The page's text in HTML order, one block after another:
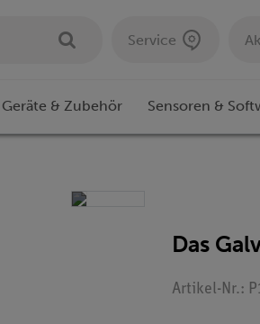
Service
Geräte & Zubehör Sensoren &
Das
Artikel-Nr.: